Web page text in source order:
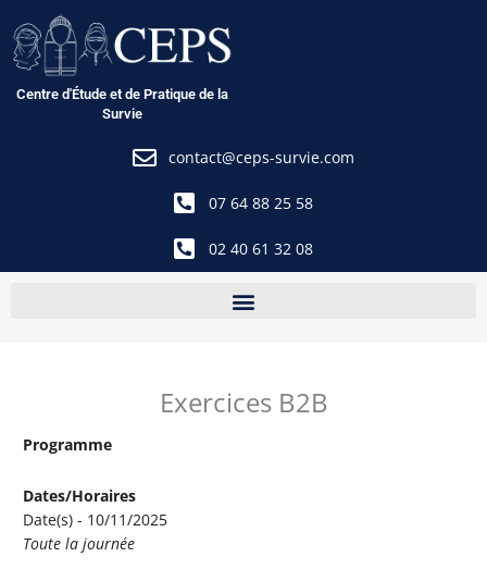
au
contenu
Centre d'Étude et de Pratique de la
Survie
contact@ceps-survie.com
07 64 88 25 58
02 40 61 32 08
Exercices B2B
Programme
Dates/Horaires
Date(s) - 10/11/2025
Toute la journée